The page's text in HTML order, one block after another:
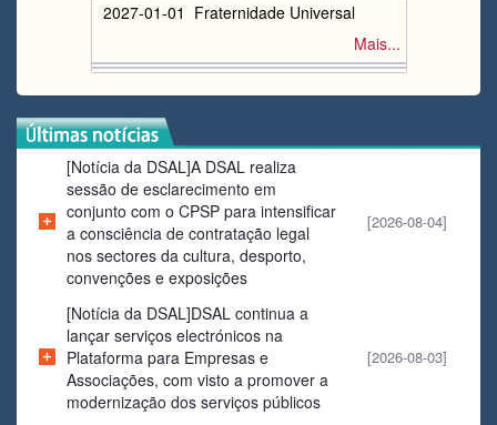
2027-01-01 Fraternidade Universal
Mais...
[Notícia da DSAL]A DSAL realiza
sessão de esclarecimento em
conjunto com o CPSP para intensificar
a consciência de contratação legal
nos sectores da cultura, desporto,
convenções e exposições
[2026-08-04]
[Notícia da DSAL]DSAL continua a
lançar serviços electrónicos na
Plataforma para Empresas e
Associações, com visto a promover a
modernização dos serviços públicos
[2026-08-03]